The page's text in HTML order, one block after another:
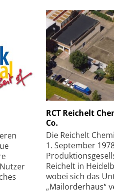
RCT Reichelt
Co.
Die Reichelt
1. September
Reichelt in
wobei sich das
„Mailorderhaus“